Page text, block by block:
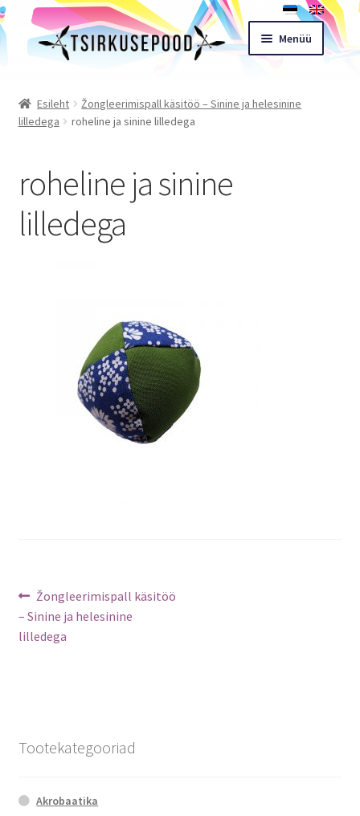
Liigu
navigeerimisele
Liigu
sisu
Menüü
Pood
Ostukorv
Müügitingimused
Esileht
Žongleerimispall käsitöö – Sinine ja helesinine
lilledega
roheline ja sinine lilledega
roheline ja sinine
lilledega
Navigeerimine
Previous
post:
Žongleerimispall käsitöö
– Sinine ja helesinine
lilledega
Tootekategooriad
Akrobaatika